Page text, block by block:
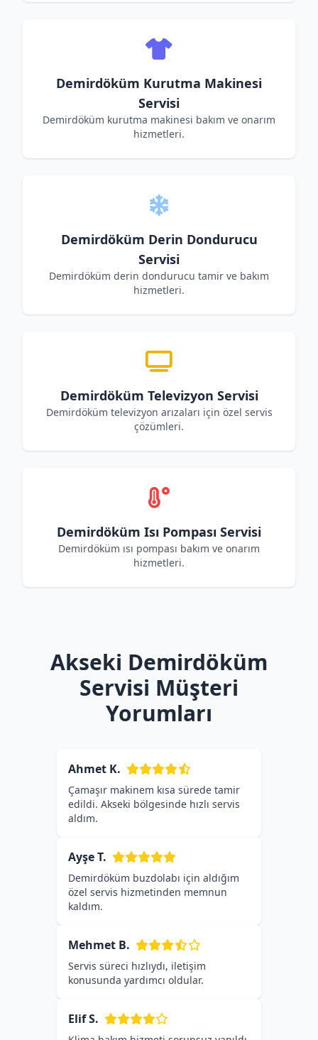
Demirdöküm Kurutma Makinesi
Servisi
Demirdöküm kurutma makinesi bakım ve onarım
hizmetleri.
Demirdöküm Derin Dondurucu
Servisi
Demirdöküm derin dondurucu tamir ve bakım
hizmetleri.
Demirdöküm Televizyon Servisi
Demirdöküm televizyon arızaları için özel servis
çözümleri.
Demirdöküm Isı Pompası Servisi
Demirdöküm ısı pompası bakım ve onarım
hizmetleri.
Akseki Demirdöküm
Servisi Müşteri
Yorumları
Ahmet K.
Çamaşır makinem kısa sürede tamir
edildi. Akseki bölgesinde hızlı servis
aldım.
Ayşe T.
Demirdöküm buzdolabı için aldığım
özel servis hizmetinden memnun
kaldım.
Mehmet B.
Servis süreci hızlıydı, iletişim
konusunda yardımcı oldular.
Elif S.